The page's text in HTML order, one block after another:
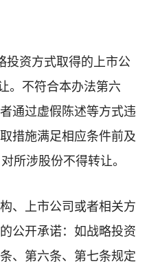
资方式取得的上市公
。不符合本办法第六
通过虚假陈述等方式违
措施满足相应条件前及
所涉股份不得转让。
、上市公司或者相关方
公开承诺：如战略投资
、第六条、第七条规定